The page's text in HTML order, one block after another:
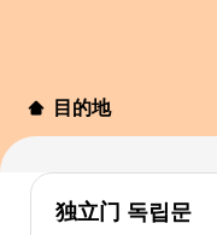
目的地
独立门 독립문